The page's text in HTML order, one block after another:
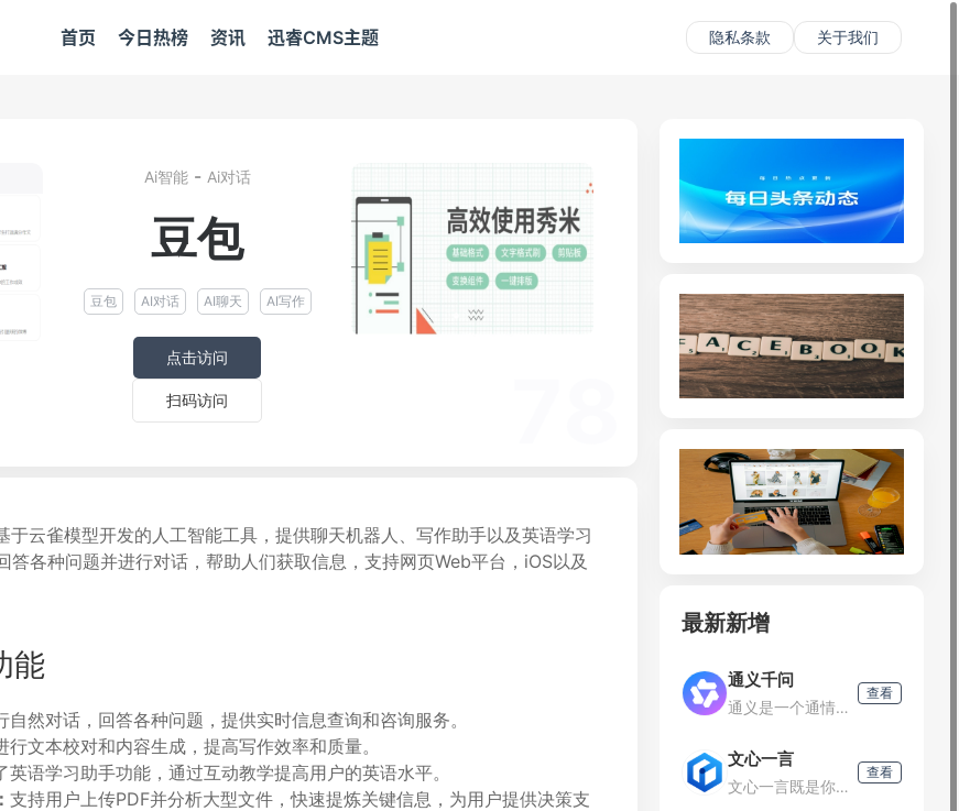
首页 今日热榜 资讯 迅睿CMS主题 隐私条款 关于我们
Ai智能- Ai对话
豆包
豆包 AI对话 AI聊天 AI写作
点击访问
扫码访问
于云雀模型开发的人工智能工具，提供聊天机器人、写作助手以及英语学习
答各种问题并进行对话，帮助人们获取信息，支持网页Web平台，iOS以及
能
自然对话，回答各种问题，提供实时信息查询和咨询服务。
行文本校对和内容生成，提高写作效率和质量。
英语学习助手功能，通过互动教学提高用户的英语水平。
支持用户上传PDF并分析大型文件，快速提炼关键信息，为用户提供决策支
最新新增
通义千问
通义是一个通情、达义的国产AI模型，可以帮你解答问题、文档阅读、联网搜索并写作总结，最多支持1000万字的文档速读。通义tongyi.ai_你的全能AI助手
查看
文心一言
文心一言既是你的智能伙伴，可以陪你聊天、回答问题、画图识图；也是你的AI助手，可以提供灵感、撰写文案、阅读文档、智能翻译，帮你高效完成工作和学习任务。
查看